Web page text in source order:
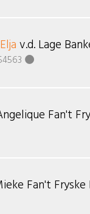
v.d. Lage
Fan't
Fan't Fryske